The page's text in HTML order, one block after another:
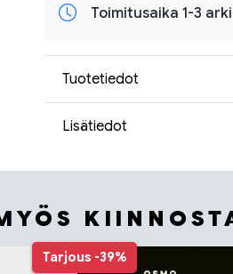
Toimitusaika 1-3
Tuotetiedot
Lisätiedot
Tarjous -39%